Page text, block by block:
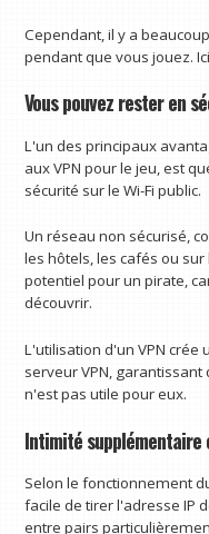
Cependant, il y a
pendant que vous jouez.
Vous pouvez rester en
L'un des principaux
aux VPN pour le jeu, est
sécurité sur le Wi-Fi public.
Un réseau non sécurisé,
les hôtels, les cafés ou
potentiel pour un pirate,
découvrir.
L'utilisation d'un VPN crée
serveur VPN,
n'est pas utile pour eux.
Intimité
Selon le fonctionnement
facile de tirer l'adresse IP
entre pairs